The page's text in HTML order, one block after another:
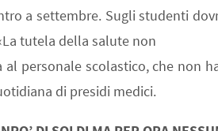
a settembre. Sugli studenti
tutela della salute non
al personale scolastico, che non
di presidi medici.